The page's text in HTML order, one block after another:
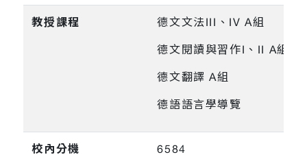
教授課程 德文文法III、IV A組
德文閱讀與習作I、II A組
德文翻譯 A組
德語語言學導覽
校內分機 6584